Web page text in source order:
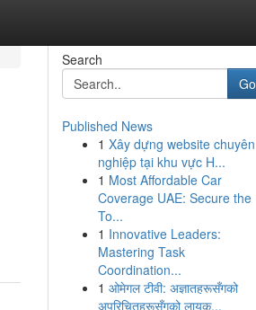
Search
Go
Published News
1 Xây dựng website chuyên
nghiệp tại khu vực H...
1 Most Affordable Car
Coverage UAE: Secure the
To...
1 Innovative Leaders:
Mastering Task
Coordination...
1 ओमेगल टीवी: अज्ञातहरूसँगको
अपरिचितहरूसँगको लायक...